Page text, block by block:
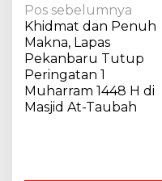
N
a
v
i
g
Pos sebelumnya
Khidmat dan Penuh
Makna, Lapas
Pekanbaru Tutup
Peringatan 1
Muharram 1448 H di
Masjid At-Taubah